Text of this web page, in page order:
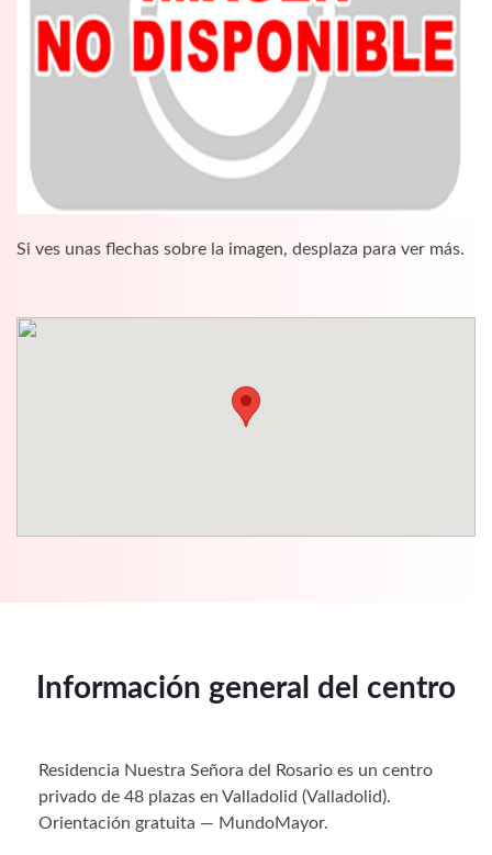
Si ves unas flechas sobre la imagen, desplaza para ver más.
Información general del centro
Residencia Nuestra Señora del Rosario es un centro
privado de 48 plazas en Valladolid (Valladolid).
Orientación gratuita — MundoMayor.